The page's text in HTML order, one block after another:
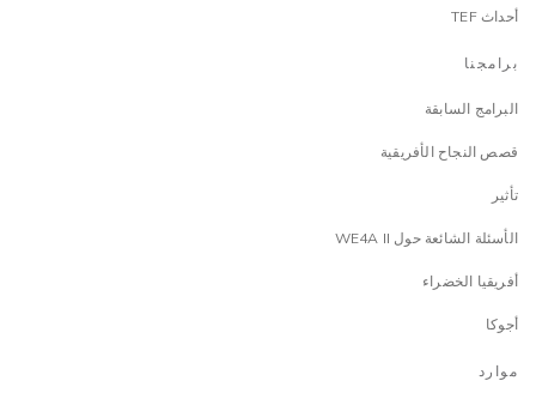
أحداث TEF
برامجنا
البرامج السابقة
قصص النجاح الأفريقية
تأثير
الأسئلة الشائعة حول WE4A II
أفريقيا الخضراء
أجوكا
موارد